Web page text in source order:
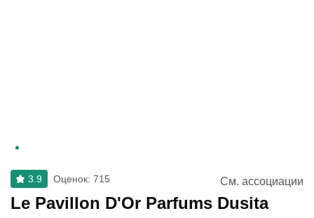
3.9 Оценок: 715 См. ассоциации
Le Pavillon D'Or Parfums Dusita